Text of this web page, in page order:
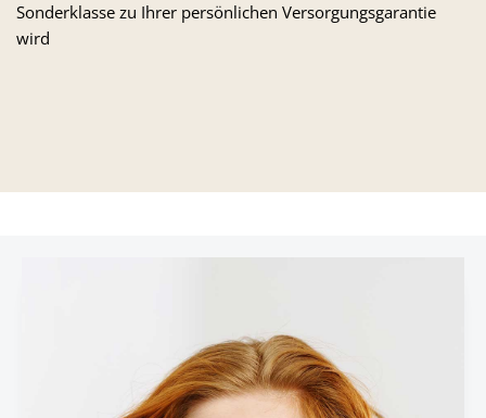
Sonderklasse zu Ihrer persönlichen Versorgungsgarantie
wird